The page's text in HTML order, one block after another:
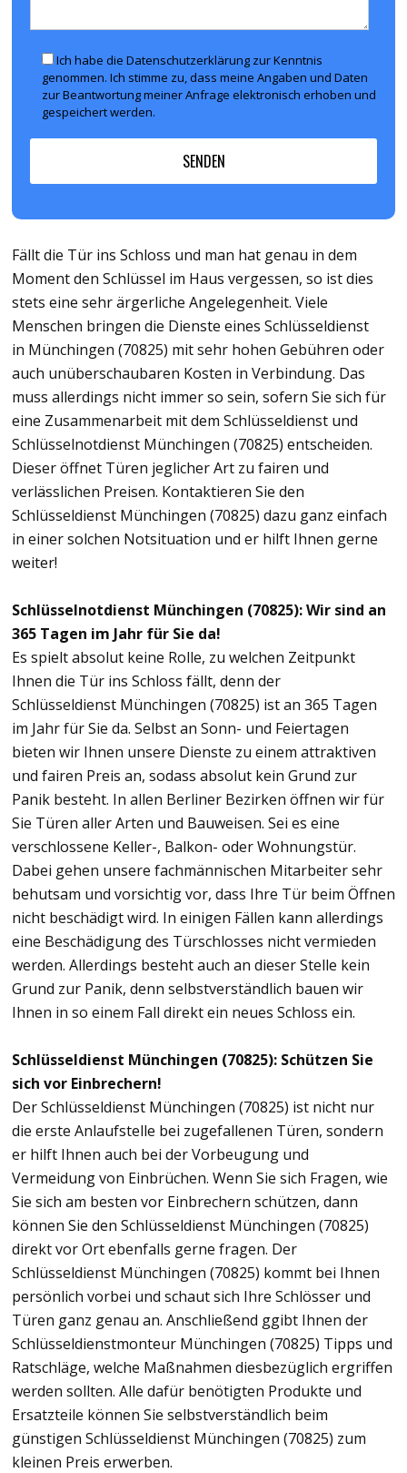
Ich habe die Datenschutzerklärung zur Kenntnis
genommen. Ich stimme zu, dass meine Angaben und Daten
zur Beantwortung meiner Anfrage elektronisch erhoben und
gespeichert werden.
Fällt die Tür ins Schloss und man hat genau in dem
Moment den Schlüssel im Haus vergessen, so ist dies
stets eine sehr ärgerliche Angelegenheit. Viele
Menschen bringen die Dienste eines Schlüsseldienst
in Münchingen (70825) mit sehr hohen Gebühren oder
auch unüberschaubaren Kosten in Verbindung. Das
muss allerdings nicht immer so sein, sofern Sie sich für
eine Zusammenarbeit mit dem Schlüsseldienst und
Schlüsselnotdienst Münchingen (70825) entscheiden.
Dieser öffnet Türen jeglicher Art zu fairen und
verlässlichen Preisen. Kontaktieren Sie den
Schlüsseldienst Münchingen (70825) dazu ganz einfach
in einer solchen Notsituation und er hilft Ihnen gerne
weiter!
Schlüsselnotdienst Münchingen (70825): Wir sind an
365 Tagen im Jahr für Sie da!
Es spielt absolut keine Rolle, zu welchen Zeitpunkt
Ihnen die Tür ins Schloss fällt, denn der
Schlüsseldienst Münchingen (70825) ist an 365 Tagen
im Jahr für Sie da. Selbst an Sonn- und Feiertagen
bieten wir Ihnen unsere Dienste zu einem attraktiven
und fairen Preis an, sodass absolut kein Grund zur
Panik besteht. In allen Berliner Bezirken öffnen wir für
Sie Türen aller Arten und Bauweisen. Sei es eine
verschlossene Keller-, Balkon- oder Wohnungstür.
Dabei gehen unsere fachmännischen Mitarbeiter sehr
behutsam und vorsichtig vor, dass Ihre Tür beim Öffnen
nicht beschädigt wird. In einigen Fällen kann allerdings
eine Beschädigung des Türschlosses nicht vermieden
werden. Allerdings besteht auch an dieser Stelle kein
Grund zur Panik, denn selbstverständlich bauen wir
Ihnen in so einem Fall direkt ein neues Schloss ein.
Schlüsseldienst Münchingen (70825): Schützen Sie
sich vor Einbrechern!
Der Schlüsseldienst Münchingen (70825) ist nicht nur
die erste Anlaufstelle bei zugefallenen Türen, sondern
er hilft Ihnen auch bei der Vorbeugung und
Vermeidung von Einbrüchen. Wenn Sie sich Fragen, wie
Sie sich am besten vor Einbrechern schützen, dann
können Sie den Schlüsseldienst Münchingen (70825)
direkt vor Ort ebenfalls gerne fragen. Der
Schlüsseldienst Münchingen (70825) kommt bei Ihnen
persönlich vorbei und schaut sich Ihre Schlösser und
Türen ganz genau an. Anschließend ggibt Ihnen der
Schlüsseldienstmonteur Münchingen (70825) Tipps und
Ratschläge, welche Maßnahmen diesbezüglich ergriffen
werden sollten. Alle dafür benötigten Produkte und
Ersatzteile können Sie selbstverständlich beim
günstigen Schlüsseldienst Münchingen (70825) zum
kleinen Preis erwerben.